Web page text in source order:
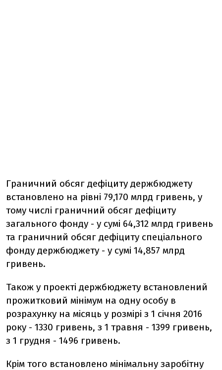
Граничний обсяг дефіциту держбюджету
встановлено на рівні 79,170 млрд гривень, у
тому числі граничний обсяг дефіциту
загального фонду - у сумі 64,312 млрд гривень
та граничний обсяг дефіциту спеціального
фонду держбюджету - у сумі 14,857 млрд
гривень.
Також у проекті держбюджету встановлений
прожитковий мінімум на одну особу в
розрахунку на місяць у розмірі з 1 січня 2016
року - 1330 гривень, з 1 травня - 1399 гривень,
з 1 грудня - 1496 гривень.
Крім того встановлено мінімальну заробітну